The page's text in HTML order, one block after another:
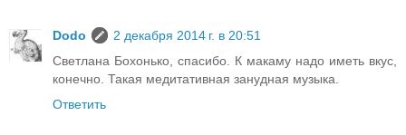
Dodo
2 декабря 2014 г. в 20:51
Светлана Бохонько, спасибо. К макаму надо иметь вкус,
конечно. Такая медитативная занудная музыка.
Ответить